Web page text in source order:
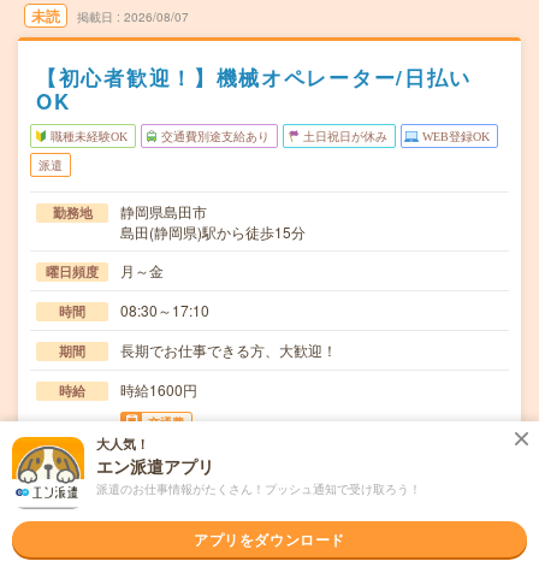
未読 掲載日 2026/08/07
【初心者歓迎！】機械オペレーター/日払い
OK
職種未経験OK 交通費別途支給あり 土日祝日が休み WEB登録OK
派遣
勤務地
静岡県島田市
島田(静岡県)駅から徒歩15分
曜日頻度 月～金
時間 08:30～17:10
期間 長期でお仕事できる方、大歓迎！
時給 時給1600円
交通費
交通費規定内支給
仕事内容
・紙を作る大きな設備のメンテナンス業務・点検・修理対
職種未経験OK / ブランクOK / 英語力不要
大人気！
エン派遣アプリ
派遣のお仕事情報がたくさん！プッシュ通知で受け取ろう！
アプリをダウンロード